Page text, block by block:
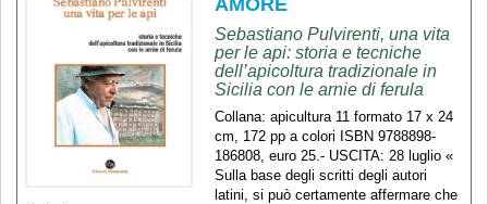
Sebastiano Pulvirenti, una vita
per le api: storia e tecniche
dell’apicoltura tradizionale in
Sicilia con le arnie di ferula
Collana: apicultura 11 formato 17 x 24
cm, 172 pp a colori ISBN 9788898-
186808, euro 25.- USCITA: 28 luglio «
Sulla base degli scritti degli autori
latini, si può certamente affermare che